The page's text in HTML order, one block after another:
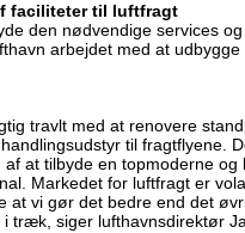
faciliteter til luftfragt
den nødvendige services
arbejdet med at
travlt med at renovere
til fragtflyene.
af at tilbyde en topmoderne og
Markedet for luftfragt er
at vi gør det bedre end det
i træk, siger lufthavnsdirektør